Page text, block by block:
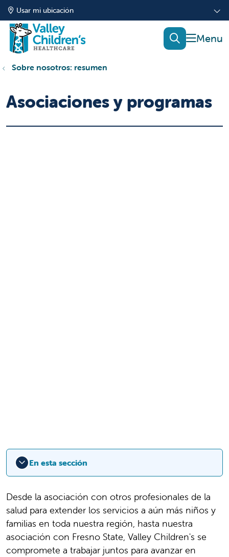
Usar mi ubicación
mostrar
buscar
Sobre nosotros: resumen
Asociaciones y programas
En esta sección
Desde la asociación con otros profesionales de la
salud para extender los servicios a aún más niños y
familias en toda nuestra región, hasta nuestra
asociación con Fresno State, Valley Children's se
compromete a trabajar juntos para avanzar en